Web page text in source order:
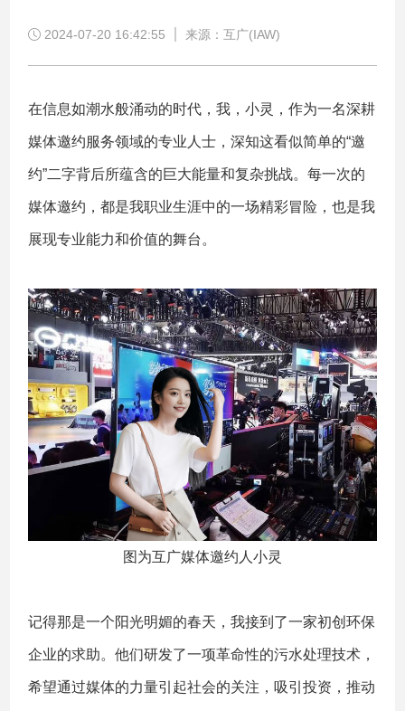
2024-07-20 16:42:55 来源：互广(IAW)
在信息如潮水般涌动的时代，我，小灵，作为一名深耕
媒体邀约服务领域的专业人士，深知这看似简单的“邀
约”二字背后所蕴含的巨大能量和复杂挑战。每一次的
媒体邀约，都是我职业生涯中的一场精彩冒险，也是我
展现专业能力和价值的舞台。
图为互广媒体邀约人小灵
记得那是一个阳光明媚的春天，我接到了一家初创环保
企业的求助。他们研发了一项革命性的污水处理技术，
希望通过媒体的力量引起社会的关注，吸引投资，推动